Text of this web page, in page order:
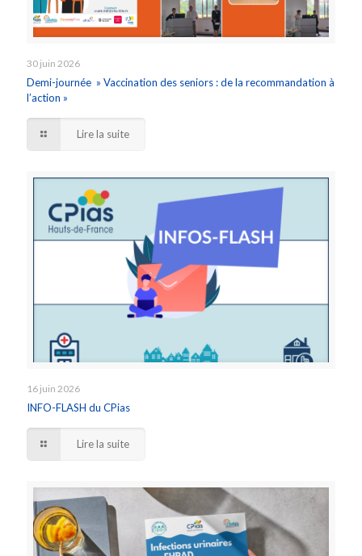
30 juin 2026
Demi-journée » Vaccination des seniors : de la recommandation à
l’action »
Lire la suite
16 juin 2026
INFO-FLASH du CPias
Lire la suite